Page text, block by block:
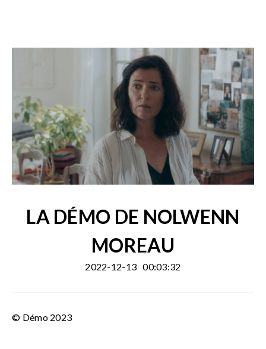
LA DÉMO DE NOLWENN
MOREAU
2022-12-13 00:03:32
© Démo 2023